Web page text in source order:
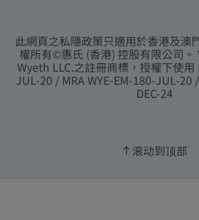
此網頁之私隱政策只適用於香港及澳
權所有©惠氏 (香港) 控股有限公司。
Wyeth LLC.之註冊商標，授權下使用
JUL-20 / MRA WYE-EM-180-JUL-20
DEC-24
滚动到顶部